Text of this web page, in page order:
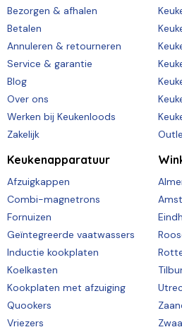
Bezorgen & afhalen
Betalen
Annuleren & retourneren
Service & garantie
Blog
Over ons
Werken bij Keukenloods
Zakelijk
Keukenapparatuur
Afzuigkappen
Combi-magnetrons
Fornuizen
Geïntegreerde vaatwassers
Inductie kookplaten
Koelkasten
Kookplaten met afzuiging
Quookers
Vriezers